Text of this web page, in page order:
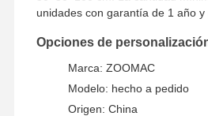
sistema de purificación de agua
Equipo de agua ultrapura
Sistema de filtración de agua
Sistema de agua RO UltraPuro
unidades con garantía de 1 año y
Opciones de
Marca: ZOOMAC
Modelo: hecho a pedido
Origen: China